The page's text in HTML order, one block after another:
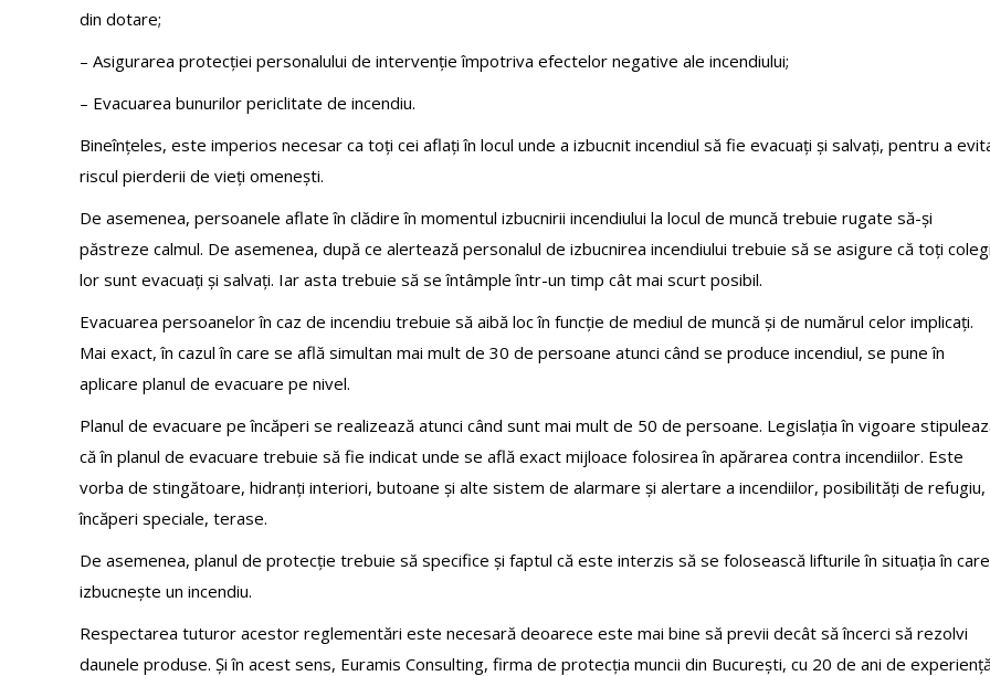
din dotare;
– Asigurarea protecției personalului de intervenție împotriva efectelor negative ale incendiului;
– Evacuarea bunurilor periclitate de incendiu.
Bineînțeles, este imperios necesar ca toți cei aflați în locul unde a izbucnit incendiul să fie evacuați și salvați, pentru a
riscul pierderii de vieți omenești.
De asemenea, persoanele aflate în clădire în momentul izbucnirii incendiului la locul de muncă trebuie rugate să-și
păstreze calmul. De asemenea, după ce alertează personalul de izbucnirea incendiului trebuie să se asigure că toți
lor sunt evacuați și salvați. Iar asta trebuie să se întâmple într-un timp cât mai scurt posibil.
Evacuarea persoanelor în caz de incendiu trebuie să aibă loc în funcție de mediul de muncă și de numărul celor implicați.
Mai exact, în cazul în care se află simultan mai mult de 30 de persoane atunci când se produce incendiul, se pune în
aplicare planul de evacuare pe nivel.
Planul de evacuare pe încăperi se realizează atunci când sunt mai mult de 50 de persoane. Legislația în vigoare
că în planul de evacuare trebuie să fie indicat unde se află exact mijloace folosirea în apărarea contra incendiilor. Este
vorba de stingătoare, hidranți interiori, butoane și alte sistem de alarmare și alertare a incendiilor, posibilități de refugiu,
încăperi speciale, terase.
De asemenea, planul de protecție trebuie să specifice și faptul că este interzis să se folosească lifturile în situația în care
izbucnește un incendiu.
Respectarea tuturor acestor reglementări este necesară deoarece este mai bine să previi decât să încerci să rezolvi
daunele produse. Și în acest sens, Euramis Consulting, firma de protecția muncii din București, cu 20 de ani de